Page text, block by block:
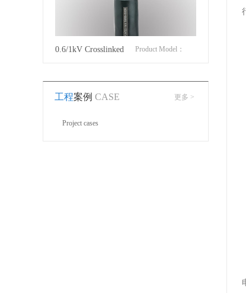
0.6/1kV Crosslinked
power cable
Product Model：
工程案例 CASE
Project cases
更多 >